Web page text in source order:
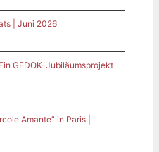
| Juni 2026
GEDOK-Jubiläumsprojekt
Amante” in Paris |